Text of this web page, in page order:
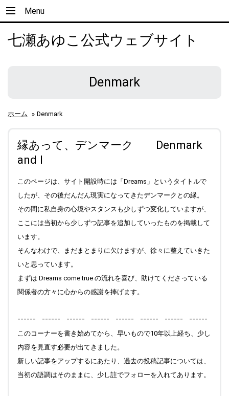
Menu
七瀬あゆこ公式ウェブサイト
Denmark
ホーム » Denmark
縁あって、デンマーク Denmark
and I
このページは、サイト開設時には「Dreams」というタイトルで
したが、その後だんだん現実になってきたデンマークとの縁。
その間に私自身の心境やスタンスも少しずつ変化していますが、
ここには当初から少しずつ記事を追加していったものを掲載して
います。
そんなわけで、まだまとまりに欠けますが、徐々に整えていきた
いと思っています。
まずは Dreams come true の流れを喜び、助けてくださっている
関係者の方々に心からの感謝を捧げます。
------ ------ ------ ------ ------ ------ ------ ------
このコーナーを書き始めてから、早いもので10年以上経ち、少し
内容を見直す必要が出てきました。
新しい記事をアップするにあたり、過去の投稿記事については、
当初の語調はそのままに、少し註でフォローを入れてあります。